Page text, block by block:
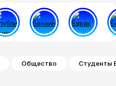
Общество Студенты